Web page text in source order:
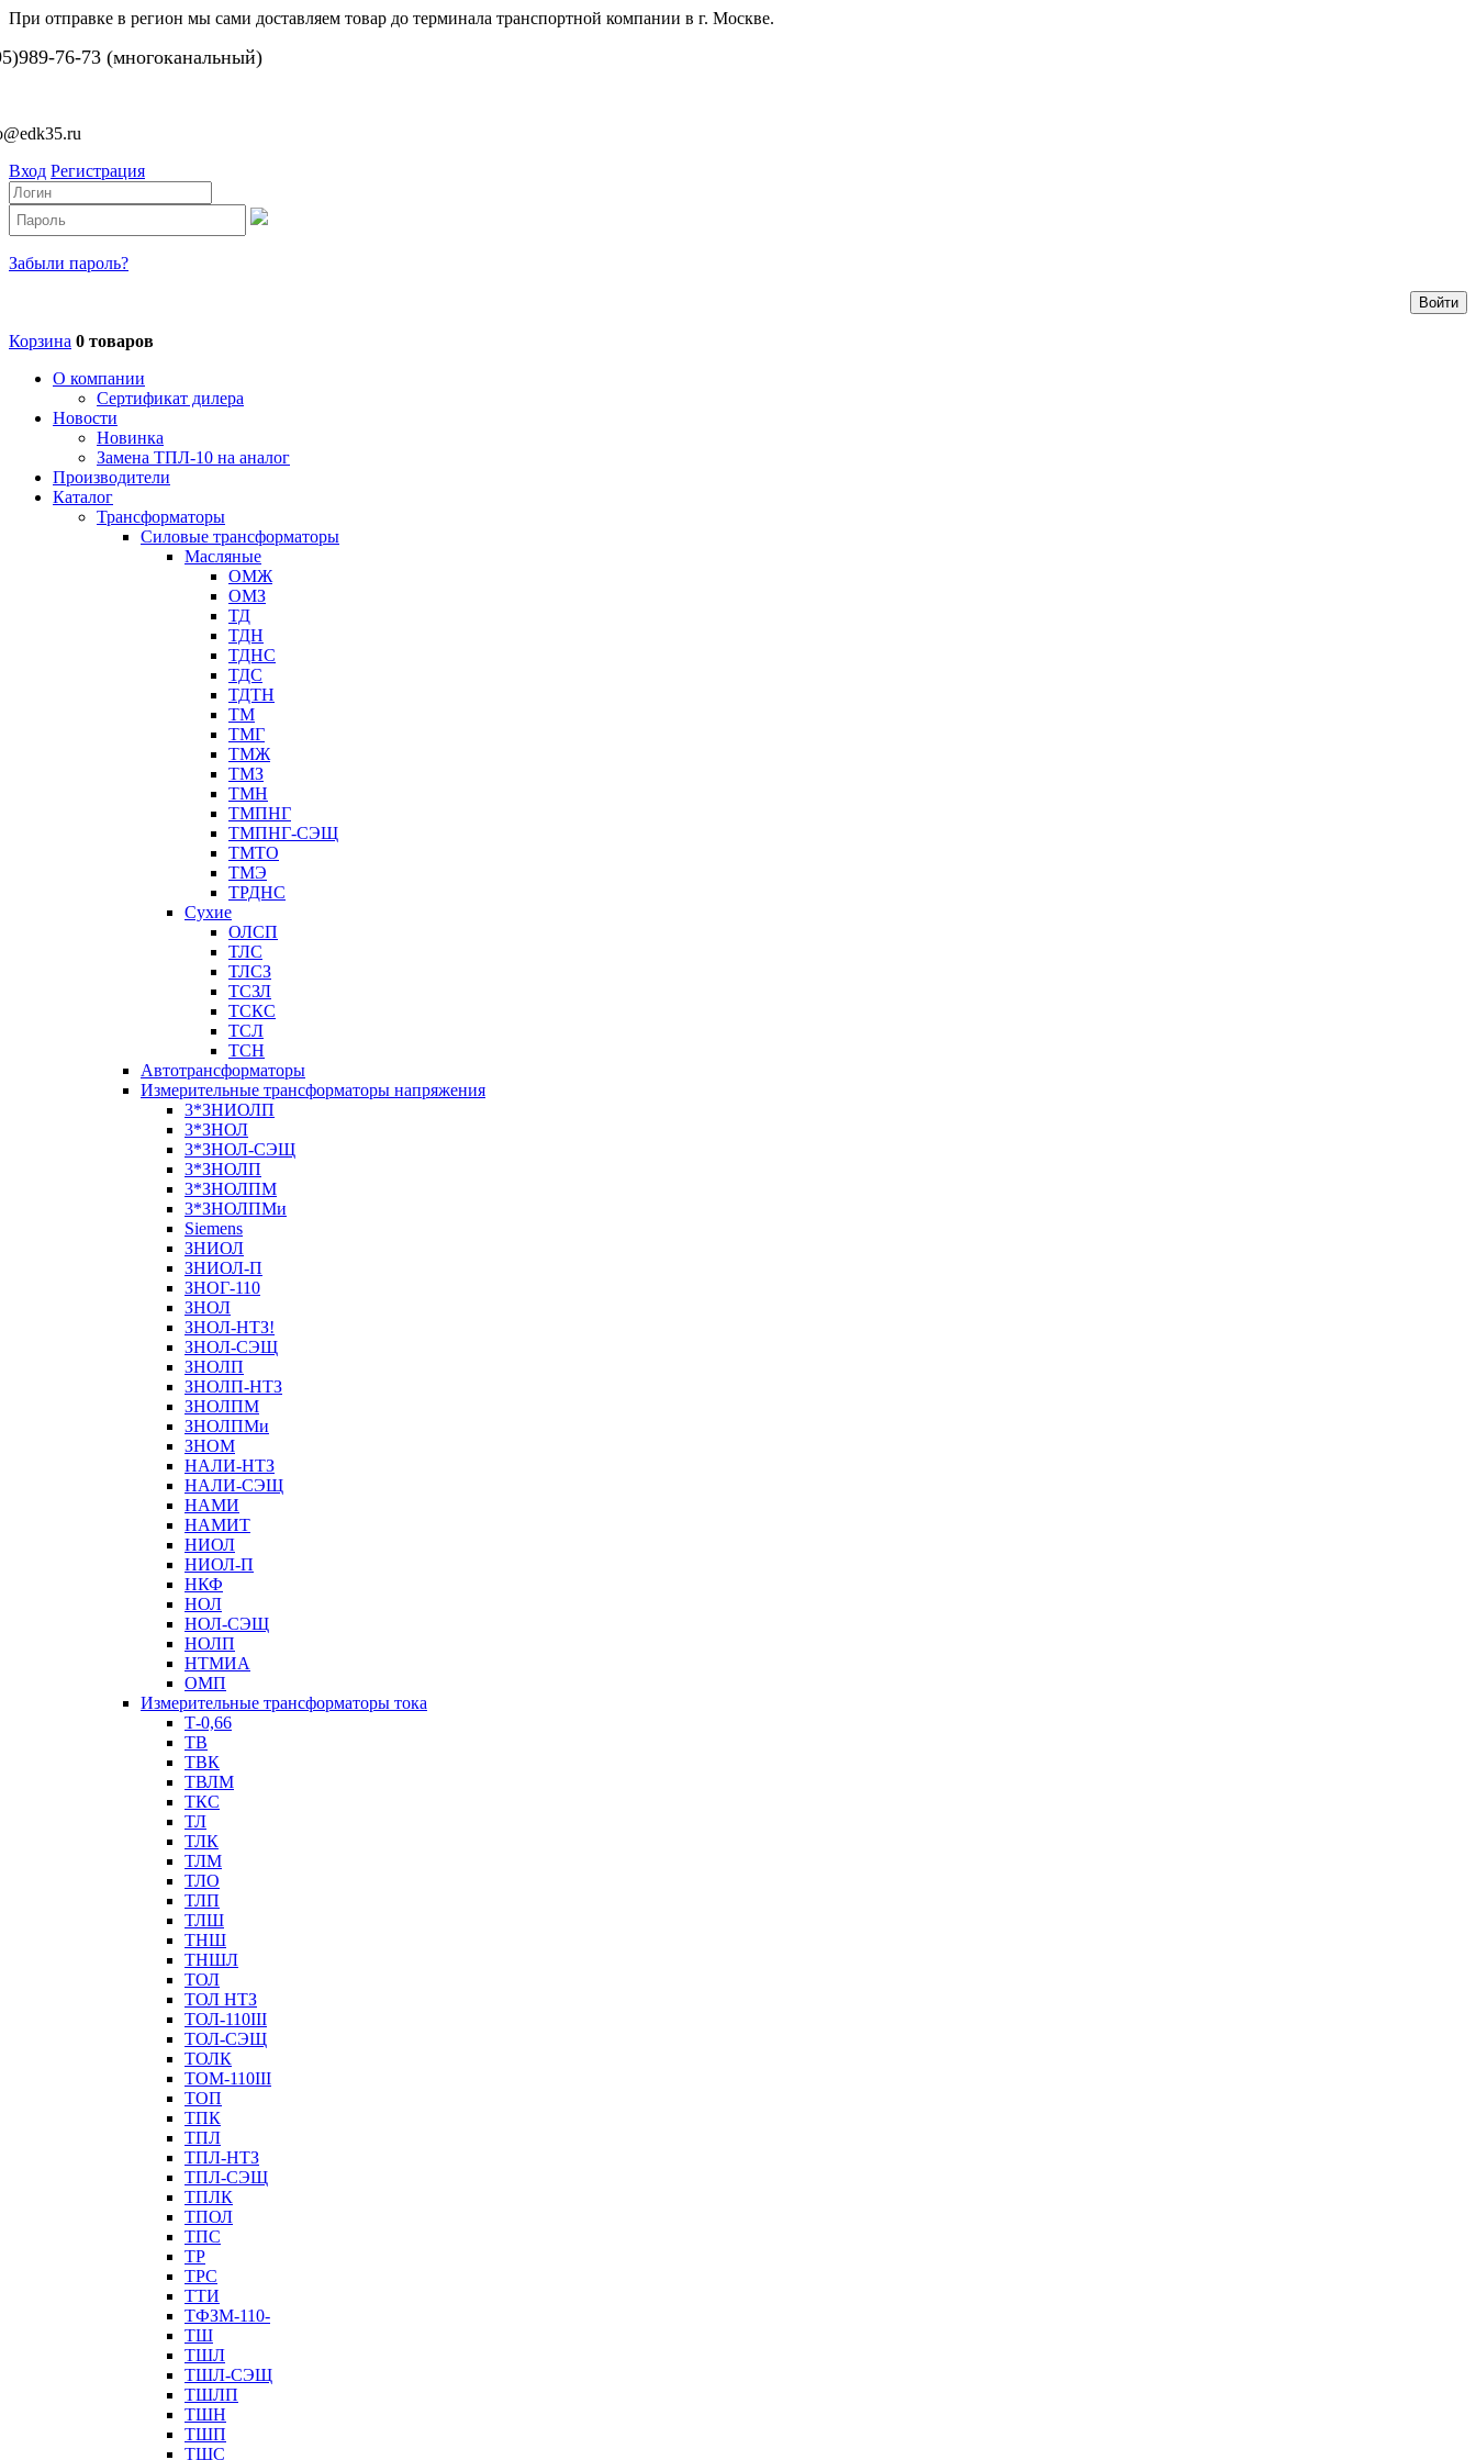
При отправке в регион мы сами доставляем товар до терминала транспортной компании в г. Москве.
76-73 (многоканальный)
Вход Регистрация
Забыли пароль?
Корзина 0 товаров
О компании
Сертификат дилера
Новости
Новинка
Замена ТПЛ-10 на аналог
Производители
Каталог
Трансформаторы
Cиловые трансформаторы
Масляные
ОМЖ
ОМЗ
ТД
ТДН
ТДНС
ТДС
ТДТН
ТМ
ТМГ
ТМЖ
ТМЗ
ТМН
ТМПНГ
ТМПНГ-СЭЩ
ТМТО
ТМЭ
ТРДНС
Сухие
ОЛСП
ТЛС
ТЛСЗ
ТСЗЛ
ТСКС
ТСЛ
ТСН
Автотрансформаторы
Измерительные трансформаторы напряжения
3*ЗНИОЛП
3*ЗНОЛ
3*ЗНОЛ-СЭЩ
3*ЗНОЛП
3*ЗНОЛПМ
3*ЗНОЛПМи
Siemens
ЗНИОЛ
ЗНИОЛ-П
ЗНОГ-110
ЗНОЛ
ЗНОЛ-НТЗ!
ЗНОЛ-СЭЩ
ЗНОЛП
ЗНОЛП-НТЗ
ЗНОЛПМ
ЗНОЛПМи
ЗНОМ
НАЛИ-НТЗ
НАЛИ-СЭЩ
НАМИ
НАМИТ
НИОЛ
НИОЛ-П
НКФ
НОЛ
НОЛ-СЭЩ
НОЛП
НТМИА
ОМП
Измерительные трансформаторы тока
Т-0,66
ТВ
ТВК
ТВЛМ
ТКС
ТЛ
ТЛК
ТЛМ
ТЛО
ТЛП
ТЛШ
ТНШ
ТНШЛ
ТОЛ
ТОЛ НТЗ
ТОЛ-110III
ТОЛ-СЭЩ
ТОЛК
ТОМ-110III
ТОП
ТПК
ТПЛ
ТПЛ-НТЗ
ТПЛ-СЭЩ
ТПЛК
ТПОЛ
ТПС
ТР
ТРС
ТТИ
ТФЗМ-110-
ТШ
ТШЛ
ТШЛ-СЭЩ
ТШЛП
ТШН
ТШП
ТШС